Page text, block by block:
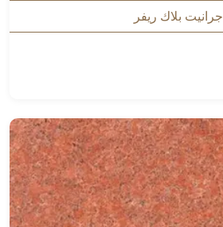
جرانيت بلاك ريفر